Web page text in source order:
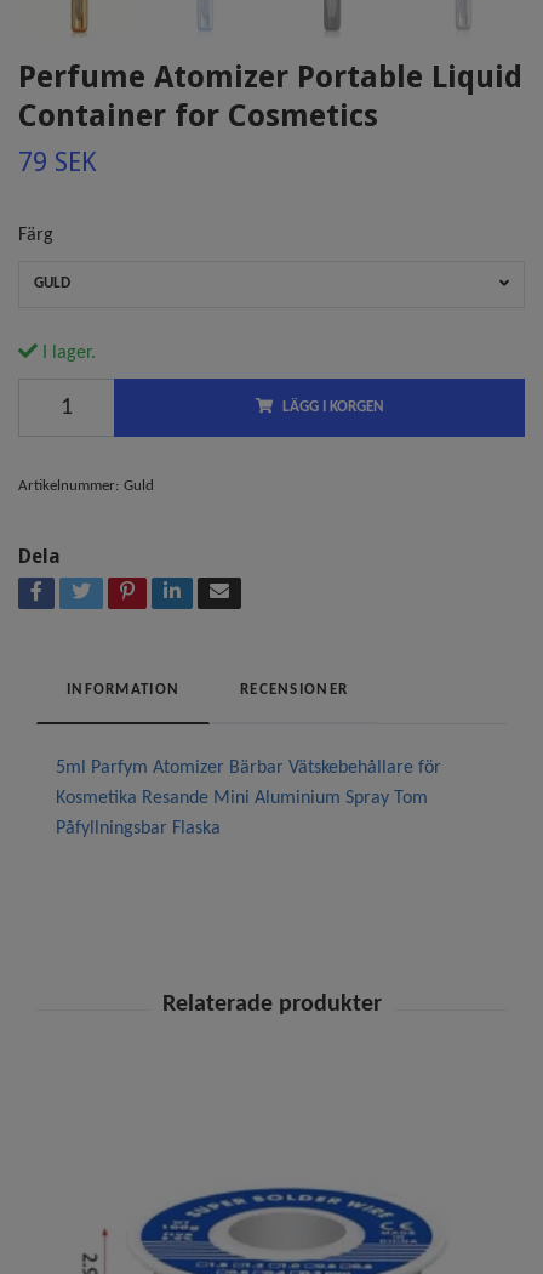
Perfume Atomizer Portable Liquid
Container for Cosmetics
79 SEK
Färg
GULD
I lager.
LÄGG I KORGEN
Artikelnummer: Guld
Dela
INFORMATION RECENSIONER
5ml Parfym Atomizer Bärbar Vätskebehållare för
Kosmetika Resande Mini Aluminium Spray Tom
Påfyllningsbar Flaska